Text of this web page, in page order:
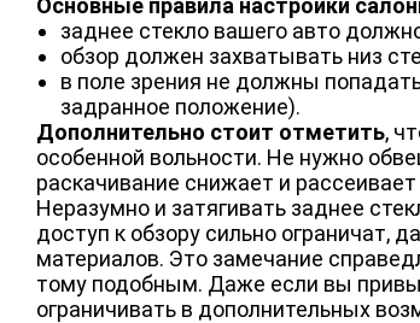
Основные правила настройки
заднее стекло вашего авто
обзор должен захватывать низ
в поле зрения не должны
задранное положение).
Дополнительно стоит отметить,
особенной вольности. Не нужно
раскачивание снижает и
Неразумно и затягивать заднее
доступ к обзору сильно ограничат,
материалов. Это замечание
тому подобным. Даже если вы
ограничивать в дополнительных